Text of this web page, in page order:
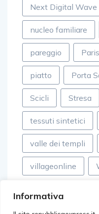
Informativa
Next Digital Wave
nucleo familiare
pareggio
piatto Porta
Scicli Stresa
tessuti sintetici
valle dei templi
villageonline